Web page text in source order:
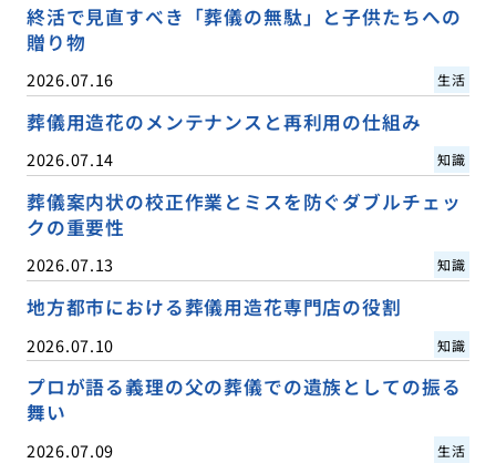
終活で見直すべき「葬儀の無駄」と子供たちへの
贈り物
2026.07.16 生活
葬儀用造花のメンテナンスと再利用の仕組み
2026.07.14 知識
葬儀案内状の校正作業とミスを防ぐダブルチェッ
クの重要性
2026.07.13 知識
地方都市における葬儀用造花専門店の役割
2026.07.10 知識
プロが語る義理の父の葬儀での遺族としての振る
舞い
2026.07.09 生活